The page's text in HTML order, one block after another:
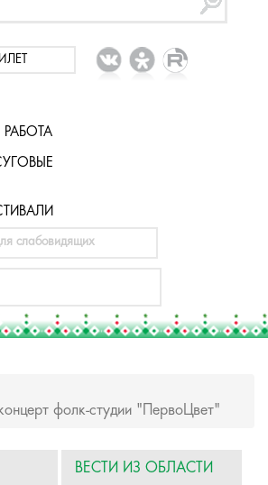
слабовидящих
фолк-студии "ПервоЦвет"
ВЕСТИ ИЗ ОБЛАСТИ